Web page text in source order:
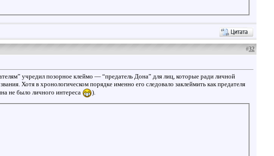
#32
учредил позорное клеймо — “предатель Дона” для лиц, которые ради личной
Хотя в хронологическом порядке именно его следовало заклеймить как предателя
не было личного интереса
).